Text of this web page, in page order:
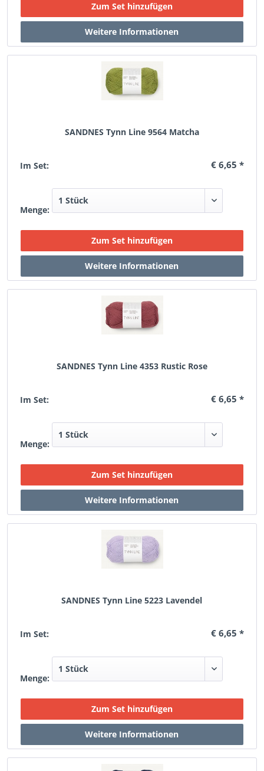
SANDNES Tynn Line 9564 Matcha
Im Set: € 6,65 *
Menge:
SANDNES Tynn Line 4353 Rustic Rose
Im Set: € 6,65 *
Menge:
SANDNES Tynn Line 5223 Lavendel
Im Set: € 6,65 *
Menge: